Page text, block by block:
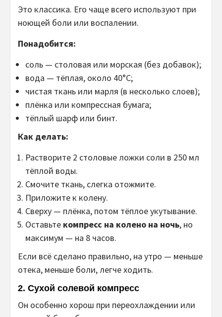
Это классика. Его чаще всего используют при
ноющей боли или воспалении.
Понадобится:
соль — столовая или морская (без добавок);
вода — тёплая, около 40°C;
чистая ткань или марля (в несколько слоев);
плёнка или компрессная бумага;
тёплый шарф или бинт.
Как делать:
Растворите 2 столовые ложки соли в 250 мл
тёплой воды.
Смочите ткань, слегка отожмите.
Приложите к колену.
Сверху — плёнка, потом тёплое укутывание.
Оставьте компресс на колено на ночь, но
максимум — на 8 часов.
Если всё сделано правильно, на утро — меньше
отека, меньше боли, легче ходить.
2. Сухой солевой компресс
Он особенно хорош при переохлаждении или